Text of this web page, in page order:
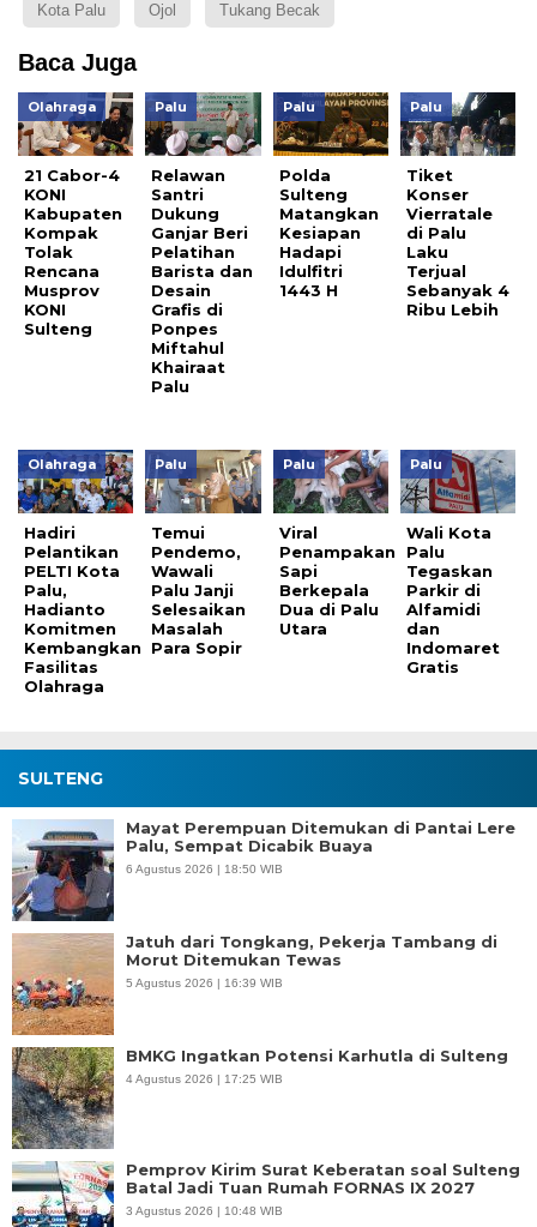
Kota Palu Ojol Tukang Becak
Baca Juga
Olahraga
21 Cabor-4
KONI
Kabupaten
Kompak
Tolak
Rencana
Musprov
KONI
Sulteng
Palu
Relawan
Santri
Dukung
Ganjar Beri
Pelatihan
Barista dan
Desain
Grafis di
Ponpes
Miftahul
Khairaat
Palu
Palu
Polda
Sulteng
Matangkan
Kesiapan
Hadapi
Idulfitri
1443 H
Palu
Tiket
Konser
Vierratale
di Palu
Laku
Terjual
Sebanyak 4
Ribu Lebih
Olahraga
Hadiri
Pelantikan
PELTI Kota
Palu,
Hadianto
Komitmen
Kembangkan
Fasilitas
Olahraga
Palu
Temui
Pendemo,
Wawali
Palu Janji
Selesaikan
Masalah
Para Sopir
Palu
Viral
Penampakan
Sapi
Berkepala
Dua di Palu
Utara
Palu
Wali Kota
Palu
Tegaskan
Parkir di
Alfamidi
dan
Indomaret
Gratis
SULTENG
Mayat Perempuan Ditemukan di Pantai Lere
Palu, Sempat Dicabik Buaya
6 Agustus 2026 | 18:50 WIB
Jatuh dari Tongkang, Pekerja Tambang di
Morut Ditemukan Tewas
5 Agustus 2026 | 16:39 WIB
BMKG Ingatkan Potensi Karhutla di Sulteng
4 Agustus 2026 | 17:25 WIB
Pemprov Kirim Surat Keberatan soal Sulteng
Batal Jadi Tuan Rumah FORNAS IX 2027
3 Agustus 2026 | 10:48 WIB